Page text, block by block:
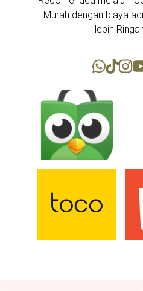
Murah dengan biaya
lebih